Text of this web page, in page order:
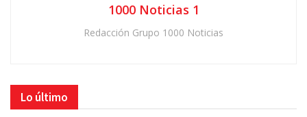
1000 Noticias 1
Redacción Grupo 1000 Noticias
Lo último